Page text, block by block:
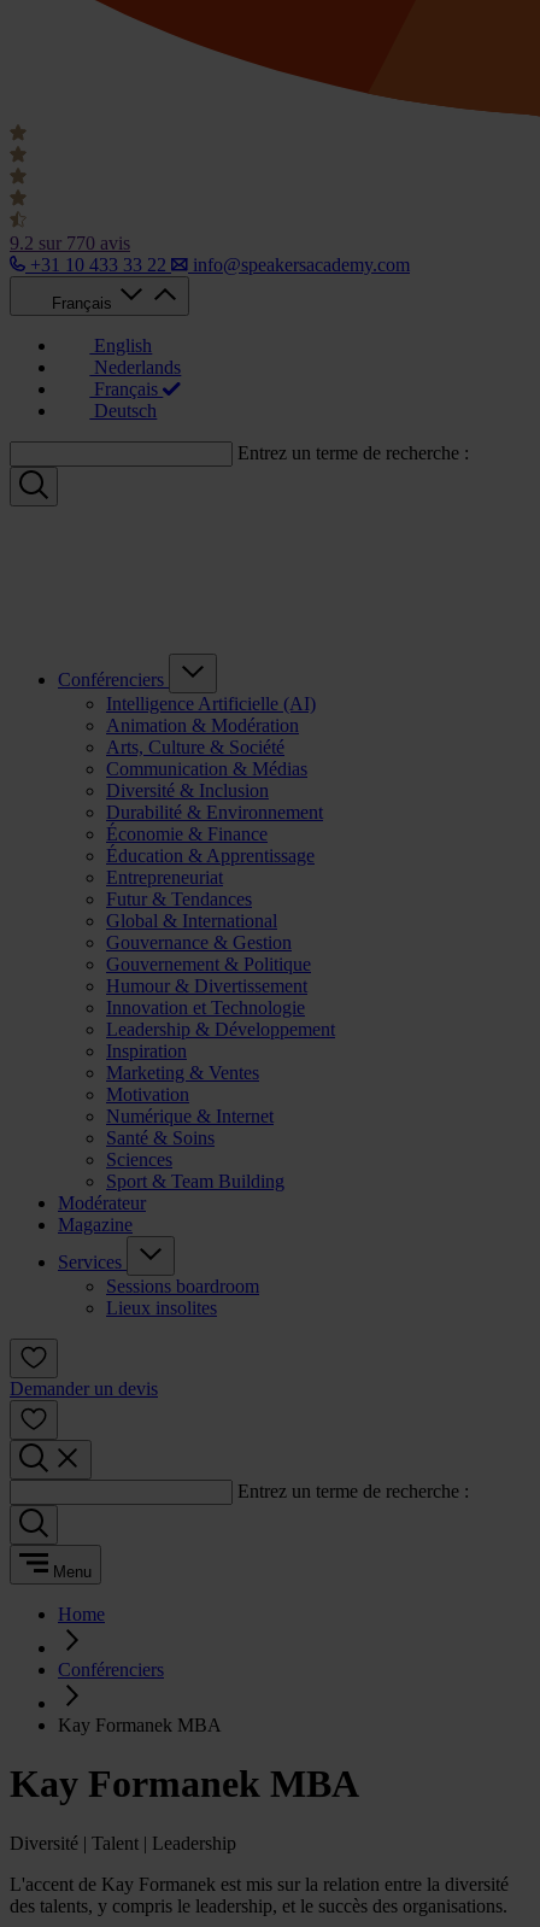
9.2 sur 770 avis
+31 10 433 33 22
info@speakersacademy.com
Français
English
Nederlands
Français
Deutsch
Entrez un terme de recherche :
Conférenciers
Intelligence Artificielle (AI)
Animation & Modération
Arts, Culture & Société
Communication & Médias
Diversité & Inclusion
Durabilité & Environnement
Économie & Finance
Éducation & Apprentissage
Entrepreneuriat
Futur & Tendances
Global & International
Gouvernance & Gestion
Gouvernement & Politique
Humour & Divertissement
Innovation et Technologie
Leadership & Développement
Inspiration
Marketing & Ventes
Motivation
Numérique & Internet
Santé & Soins
Sciences
Sport & Team Building
Modérateur
Magazine
Services
Sessions boardroom
Lieux insolites
Demander un devis
Entrez un terme de recherche :
Menu
Home
Conférenciers
Kay Formanek MBA
Kay Formanek MBA
Diversité | Talent | Leadership
L'accent de Kay Formanek est mis sur la relation entre la diversité
des talents, y compris le leadership, et le succès des organisations.